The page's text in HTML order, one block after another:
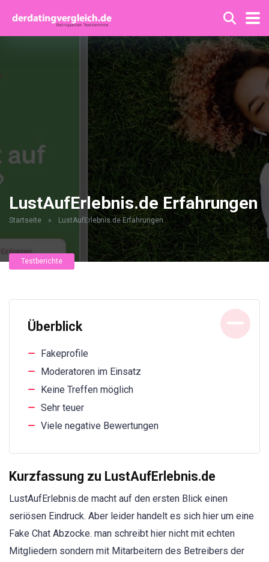
LustAufErlebnis.de Erfahrungen
Startseite » LustAufErlebnis.de Erfahrungen
Testberichte
Überblick
Fakeprofile
Moderatoren im Einsatz
Keine Treffen möglich
Sehr teuer
Viele negative Bewertungen
Kurzfassung zu LustAufErlebnis.de
LustAufErlebnis.de macht auf den ersten Blick einen
seriösen Eindruck. Aber leider handelt es sich hier um eine
Fake Chat Abzocke. man schreibt hier nicht mit echten
Mitgliedern sondern mit Mitarbeitern des Betreibers der